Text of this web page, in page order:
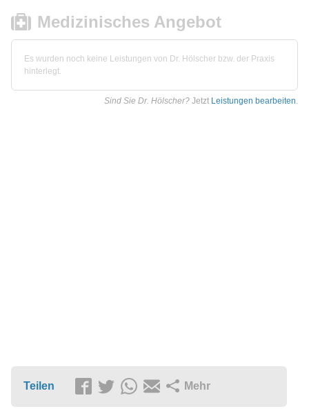
Medizinisches Angebot
Es wurden noch keine Leistungen von Dr. Hölscher bzw. der Praxis
hinterlegt.
Sind Sie Dr. Hölscher? Jetzt Leistungen bearbeiten.
Teilen Mehr